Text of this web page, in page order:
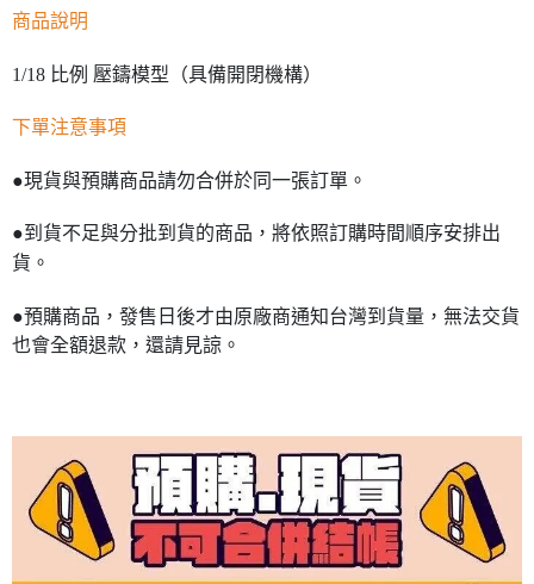
商品說明
1/18 比例 壓鑄模型（具備開閉機構）
下單注意事項
●現貨與預購商品請勿合併於同一張訂單。
●到貨不足與分批到貨的商品，將依照訂購時間順序安排出
貨。
●預購商品，發售日後才由原廠商通知台灣到貨量，無法交貨
也會全額退款，還請見諒。